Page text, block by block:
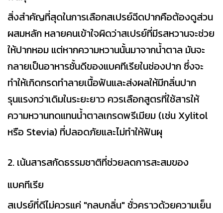
สิ่งสำคัญที่สุดในการเลือกสเปรย์ฉีดปากคือต้องดูส่วน
ผสมหลัก หลายคนเข้าใจผิดว่าสเปรย์ที่มีรสหวานจะช่วย
ให้ปากหอม แต่หากความหวานนั้นมาจากน้ำตาล มันจะ
กลายเป็นอาหารชั้นดีของแบคทีเรียในช่องปาก ซึ่งจะ
ทำให้เกิดกรดทำลายเนื้อฟันและส่งผลให้มีกลิ่นปาก
รุนแรงกว่าเดิมในระยะยาว ควรเลือกสูตรที่ใช้สารให้
ความหวานทดแทนน้ำตาลเกรดพรีเมียม (เช่น Xylitol
หรือ Stevia) ที่ปลอดภัยและไม่ทำให้ฟันผุ
2. เน้นสารสกัดธรรมชาติที่ช่วยลดการสะสมของ
แบคทีเรีย
สเปรย์ที่ดีไม่ควรแค่ "กลบกลิ่น" ชั่วคราวด้วยความเย็น